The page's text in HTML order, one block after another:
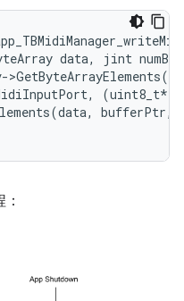
data, jint
bufferPtr,